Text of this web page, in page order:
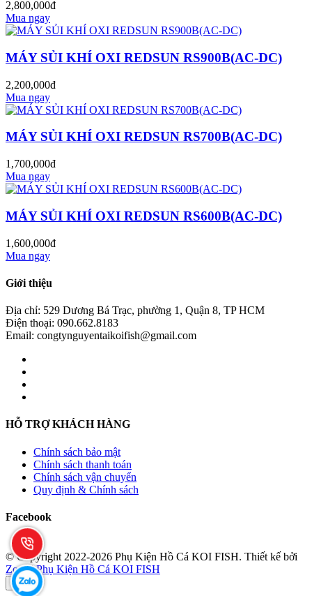
2,800,000đ
Mua ngay
MÁY SỦI KHÍ OXI REDSUN RS900B(AC-DC)
2,200,000đ
Mua ngay
MÁY SỦI KHÍ OXI REDSUN RS700B(AC-DC)
1,700,000đ
Mua ngay
MÁY SỦI KHÍ OXI REDSUN RS600B(AC-DC)
1,600,000đ
Mua ngay
Giới thiệu
Địa chỉ: 529 Dương Bá Trạc, phường 1, Quận 8, TP HCM
Điện thoại: 090.662.8183
Email: congtynguyentaikoifish@gmail.com
HỖ TRỢ KHÁCH HÀNG
Chính sách bảo mật
Chính sách thanh toán
Chính sách vận chuyển
Quy định & Chính sách
Facebook
© Copyright 2022-2026 Phụ Kiện Hồ Cá KOI FISH. Thiết kế bởi
Zozo | Phụ Kiện Hồ Cá KOI FISH
×